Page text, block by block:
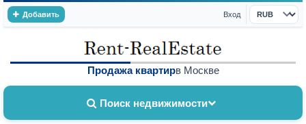
Добавить Вход
Валюта
Продажа квартирв Москве
Поиск недвижимости